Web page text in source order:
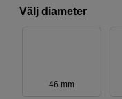
Välj diameter
46 mm